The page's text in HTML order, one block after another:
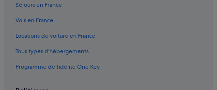
Toro Toro : hôtels Hôtels avec restaurant
Toro Toro : hôtels
Tupiza : Chambres d’hôtes
Tupiza : Hôtels capsule
Tupiza : hôtels Hôtels-boutiques
Séjours en France
Vols en France
Locations de voiture en France
Tous types d'hébergements
Programme de fidélité One Key